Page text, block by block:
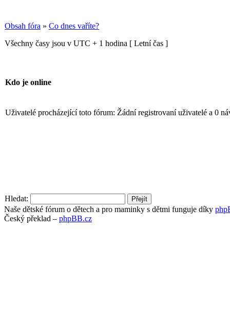
Obsah fóra » Co dnes vaříte?
Všechny časy jsou v UTC + 1 hodina [ Letní čas ]
Kdo je online
Uživatelé procházející toto fórum: Žádní registrovaní uživatelé a 0
Hledat:
Naše dětské fórum o dětech a pro maminky s dětmi funguje díky
Český překlad – phpBB.cz